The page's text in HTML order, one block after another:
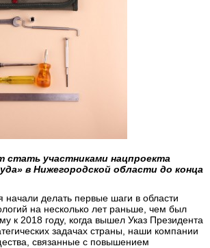
стать участниками нацпроекта
в Нижегородской области до конца
начали делать первые шаги в области
на несколько лет раньше, чем был
к 2018 году, когда вышел Указ Президента
задачах страны, наши компании
связанные с повышением